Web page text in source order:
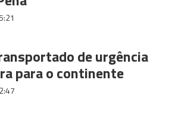
de urgência
para o continente